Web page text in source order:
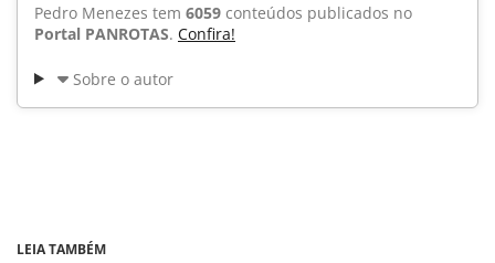
Pedro Menezes tem 6059 conteúdos publicados no
Portal PANROTAS. Confira!
Sobre o autor
LEIA TAMBÉM